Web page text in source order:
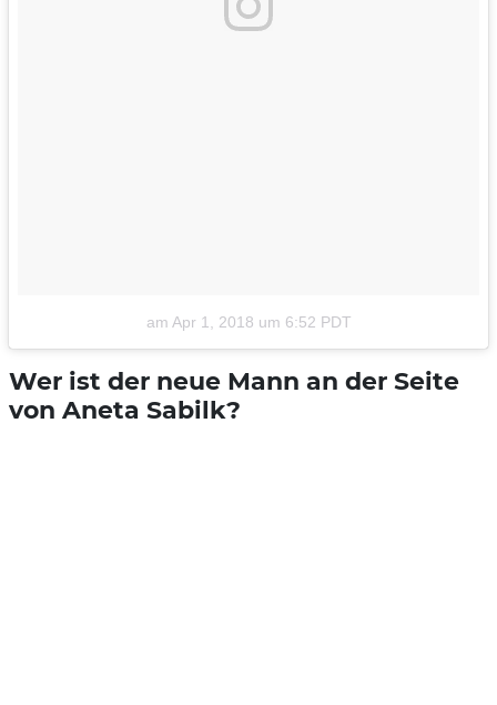
am Apr 1, 2018 um 6:52 PDT
Wer ist der neue Mann an der Seite
von Aneta Sabilk?